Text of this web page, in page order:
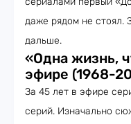
даже рядом не стоял.
дальше.
«Одна жизнь,
эфире (1968-
За 45 лет в эфире
серий. Изначально